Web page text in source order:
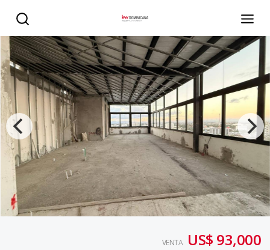
VENTA US$ 93,000